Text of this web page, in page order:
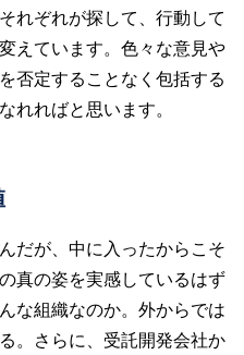
れぞれが探して、行動して
えています。色々な意見や
否定することなく包括する
れればと思います。
だが、中に入ったからこそ
真の姿を実感しているはず
な組織なのか。外からでは
。さらに、受託開発会社か